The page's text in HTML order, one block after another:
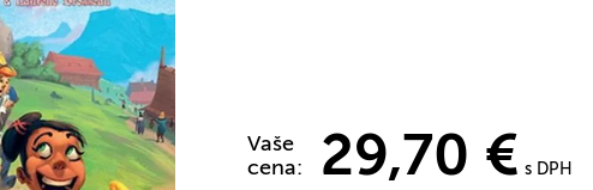
Vaše
cena:
29,70 € s DPH